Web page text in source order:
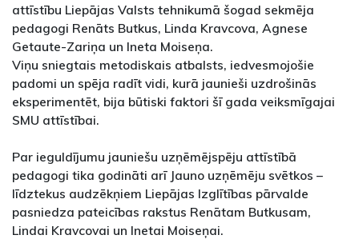
attīstību Liepājas Valsts tehnikumā šogad sekmēja
pedagogi Renāts Butkus, Linda Kravcova, Agnese
Getaute-Zariņa un Ineta Moiseņa.
Viņu sniegtais metodiskais atbalsts, iedvesmojošie
padomi un spēja radīt vidi, kurā jaunieši uzdrošinās
eksperimentēt, bija būtiski faktori šī gada veiksmīgajai
SMU attīstībai.
Par ieguldījumu jauniešu uzņēmējspēju attīstībā
pedagogi tika godināti arī Jauno uzņēmēju svētkos –
līdztekus audzēkņiem Liepājas Izglītības pārvalde
pasniedza pateicības rakstus Renātam Butkusam,
Lindai Kravcovai un Inetai Moiseņai.